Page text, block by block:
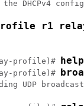
DHCPv4
r1
profile)#
profile)#
UDP